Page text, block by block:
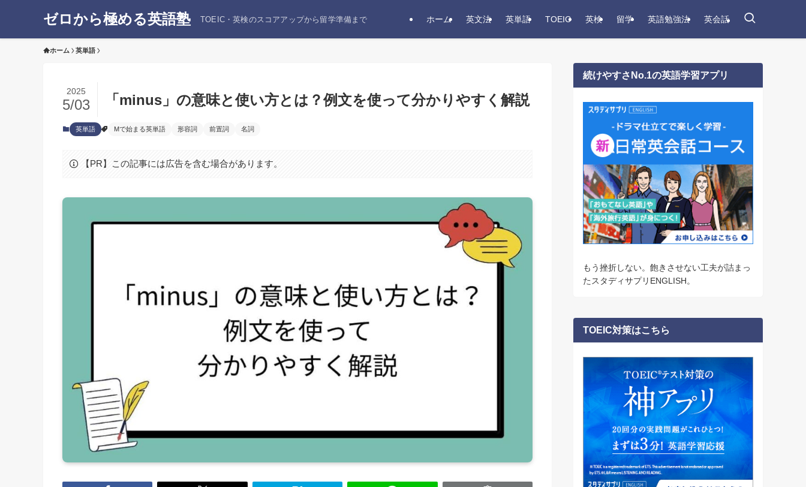
ゼロから極める英語塾 TOEIC・英検のスコアアップから留学準備まで ホーム 英文法 英単語 TOEIC 英検 留学 英語勉強法 英会話
ホーム 英単語
「minus」の意味と使い方とは？例文を使って分かりやすく解説
2025
5/03
英単語 Mで始まる英単語 形容詞 前置詞 名詞
【PR】この記事には広告を含む場合があります。
続けやすさNo.1の英語学習アプリ
もう挫折しない。飽きさせない工夫が詰まっ
たスタディサプリENGLISH。
TOEIC対策はこちら